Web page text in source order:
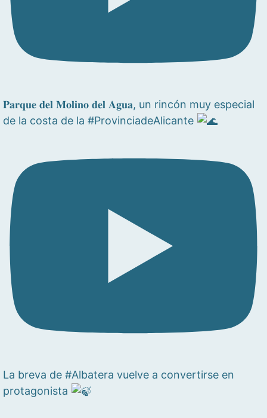
𝐏𝐚𝐫𝐪𝐮𝐞 𝐝𝐞𝐥 𝐌𝐨𝐥𝐢𝐧𝐨 𝐝𝐞𝐥 𝐀𝐠𝐮𝐚, un rincón muy especial
de la costa de la #ProvinciadeAlicante
La breva de #Albatera vuelve a convertirse en
protagonista